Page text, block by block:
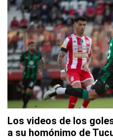
Los videos de los
a su homónimo de